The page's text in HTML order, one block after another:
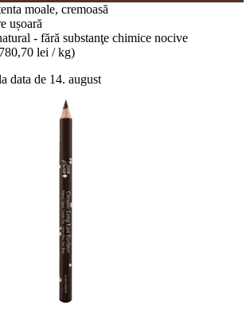
moale, cremoasă
ușoară
- fără substanţe chimice nocive
lei / kg)
data de 14. august